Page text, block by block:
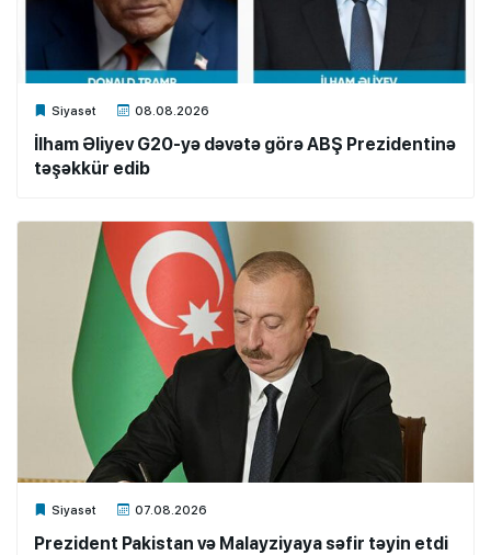
Siyasət 08.08.2026
Xalq.Online
İlham Əliyev G20-yə dəvətə görə ABŞ Prezidentinə
təşəkkür edib
Siyasət 07.08.2026
Xalq.Online
Prezident Pakistan və Malayziyaya səfir təyin etdi